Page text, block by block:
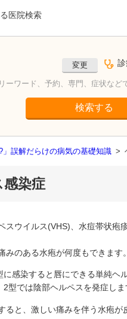
医院検索
変更 診
ーワード、予約、専門、症状など
検索する
」誤解だらけの病気の基礎知識 >
染症
スウイルス(VHS)、水痘帯状疱
のある水疱が何度もできます。
感染すると唇にできる単純ヘ
型では陰部ヘルペスを発症しま
ると、激しい痛みを伴う水疱が